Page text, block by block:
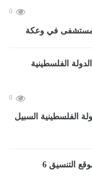
0
0
الفلسطينية السبيل